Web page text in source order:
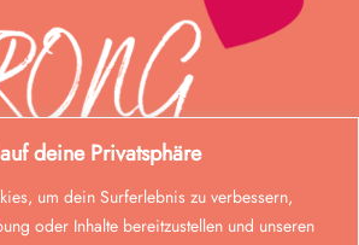
deine Privatsphäre
um dein Surferlebnis zu verbessern,
oder Inhalte bereitzustellen und unseren